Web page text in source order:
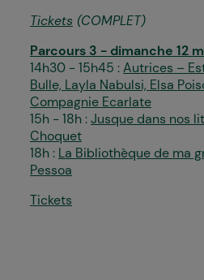
Tickets (COMPLET)
Parcours 3 - dimanche 12
14h30 - 15h45 :Autrices –
Bulle, Layla Nabulsi, Elsa
Compagnie Ecarlate
15h - 18h :Jusque dans nos
Choquet
18h : La Bibliothèque de ma
Pessoa
Tickets